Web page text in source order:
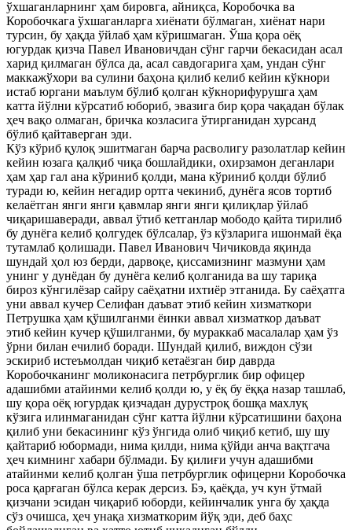
ўхшаганларнинг ҳам бировга, айниқса, Коробочка ва
Коробочкага ўхшаганларга хиёнати бўлмаган, хиёнат нари
турсин, бу ҳақда ўйлаб ҳам кўришмаган. Ўша қора оёқ
югурдак қизча Павел Ивановичдан сўнг гарчи бекасидан асал
харид қилмаган бўлса да, асал савдогарига ҳам, ундан сўнг
маккажўхори ва сулини баҳона қилиб келиб кейин кўкнори
истаб юргани маълум бўлиб қолган кўкнорифурушга ҳам
катта йўлни кўрсатиб юбориб, эвазига бир қора чақадан бўлак
ҳеч вақо олмаган, бричка козласига ўтирганидан хурсанд
бўлиб қайтаверган эди.
Кўз кўриб қулоқ эшитмаган барча расволигу разолатлар кейин
кейин юзага қалқиб чиқа бошлайдики, охирзамон деганлари
ҳам ҳар гал ана кўриниб қолди, мана кўриниб қолди бўлиб
туради ю, кейин негадир ортга чекиниб, дунёга ясов тортиб
келаётган янги янги қавмлар янги янги қилиқлар ўйлаб
чиқаришаверади, аввал ўтиб кетганлар мободо қайта тирилиб
бу дунёга келиб қолгудек бўлсалар, ўз кўзларига ишонмай ёқа
тутамлаб қолишади. Павел Иванович Чичиковда яқинда
шундай ҳол юз берди, дарвоқе, қиссамизнинг мазмуни ҳам
унинг у дунёдан бу дунёга келиб қолганида ва шу тариқа
бироз кўнгилёзар сайру саёҳатни ихтиёр этганида. Бу саёҳатга
уни аввал кучер Селифан даъват этиб кейин хизматкори
Петрушка ҳам қўшилганми ёинки аввал хизматкор даъват
этиб кейин кучер қўшилганми, бу мураккаб масалалар ҳам ўз
ўрни билан ечилиб боради. Шундай қилиб, виждон сўзи
эскириб истеъмолдан чиқиб кетаёзган бир даврда
Коробочканинг моликонасига петрбурглик бир офицер
адашибми атайинми келиб қолди ю, у ёқ бу ёққа назар ташлаб,
шу қора оёқ югурдак қизчадан дурустроқ бошқа махлуқ
кўзига илинмаганидан сўнг катта йўлни кўрсатишини баҳона
қилиб уни бекасининг кўз ўнгида олиб чиқиб кетиб, шу шу
қайтариб юбормади, нима қилди, нима қўйди анча вақтгача
ҳеч кимнинг хабари бўлмади. Бу қилиғи учун адашибми
атайинми келиб қолган ўша петрбурглик офицерни Коробочка
роса қарғаган бўлса керак дерсиз. Бэ, қаёқда, уч кун ўтмай
қизчани эсидан чиқариб юборди, кейинчалик унга бу ҳақда
сўз очишса, ҳеч унақа хизматкорим йўқ эди, деб баҳс